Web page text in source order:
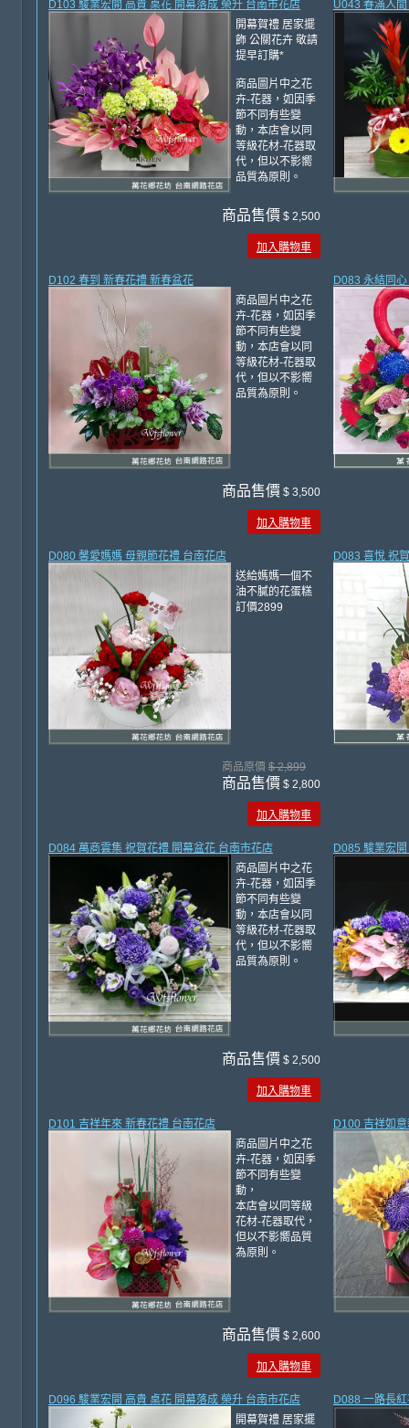
D103 駿業宏開 高貴 桌花 開幕落成 榮升 台南市花店
開幕賀禮 居家擺
飾 公關花卉 敬請
提早訂購*
商品圖片中之花
卉-花器，如因季
節不同有些變
動，本店會以同
等級花材-花器取
代，但以不影嚮
品質為原則。
商品售價 $ 2,500
加入購物車
U043 春滿人
D102 春到 新春花禮 新春盆花
商品圖片中之花
卉-花器，如因季
節不同有些變
動，本店會以同
等級花材-花器取
代，但以不影嚮
品質為原則。
商品售價 $ 3,500
加入購物車
D083 永結同
D080 馨愛媽媽 母親節花禮 台南花店
送給媽媽一個不
油不膩的花蛋糕
訂價2899
商品原價 $ 2,899
商品售價 $ 2,800
加入購物車
D083 喜悅 祝
D084 萬商雲集 祝賀花禮 開幕盆花 台南市花店
商品圖片中之花
卉-花器，如因季
節不同有些變
動，本店會以同
等級花材-花器取
代，但以不影嚮
品質為原則。
商品售價 $ 2,500
加入購物車
D085 駿業宏
D101 吉祥年來 新春花禮 台南花店
商品圖片中之花
卉-花器，如因季
節不同有些變
動，
本店會以同等級
花材-花器取代，
但以不影嚮品質
為原則。
商品售價 $ 2,600
加入購物車
D100 吉祥如
D096 駿業宏開 高貴 桌花 開幕落成 榮升 台南市花店
開幕賀禮 居家擺
D088 一路長